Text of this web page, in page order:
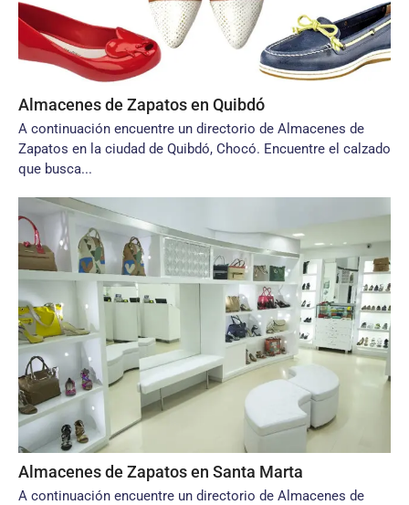
Almacenes de Zapatos en Quibdó
A continuación encuentre un directorio de Almacenes de
Zapatos en la ciudad de Quibdó, Chocó. Encuentre el calzado
que busca...
Almacenes de Zapatos en Santa Marta
A continuación encuentre un directorio de Almacenes de